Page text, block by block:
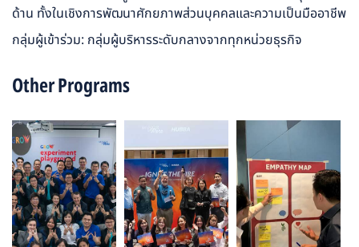
ด้าน ทั้งในเชิงการพัฒนาศักยภาพส่วนบุคคลและความเป็นมืออาชีพ
กลุ่มผู้เข้าร่วม: กลุ่มผู้บริหารระดับกลางจากทุกหน่วยธุรกิจ
Other Programs